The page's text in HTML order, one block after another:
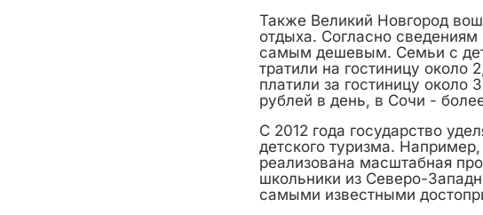
Также Великий Новгород
отдыха. Согласно
самым дешевым. Семьи с
тратили на гостиницу около
платили за гостиницу около
рублей в день, в Сочи -
С 2012 года государство
детского туризма.
реализована масштабная
школьники из Северо-
самыми известными